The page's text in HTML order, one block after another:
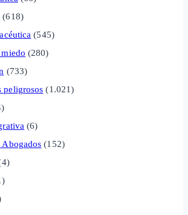
(618)
(545)
(280)
(733)
peligrosos (1.021)
(6)
(152)